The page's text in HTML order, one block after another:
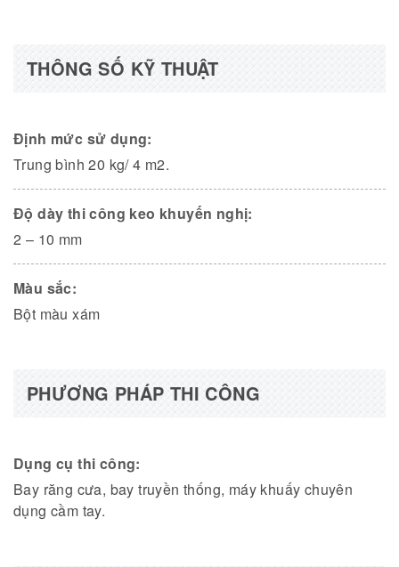
THÔNG SỐ KỸ THUẬT
Định mức sử dụng:
Trung bình 20 kg/ 4 m2.
Độ dày thi công keo khuyến nghị:
2 – 10 mm
Màu sắc:
Bột màu xám
PHƯƠNG PHÁP THI CÔNG
Dụng cụ thi công:
Bay răng cưa, bay truyền thống, máy khuấy chuyên
dụng cầm tay.